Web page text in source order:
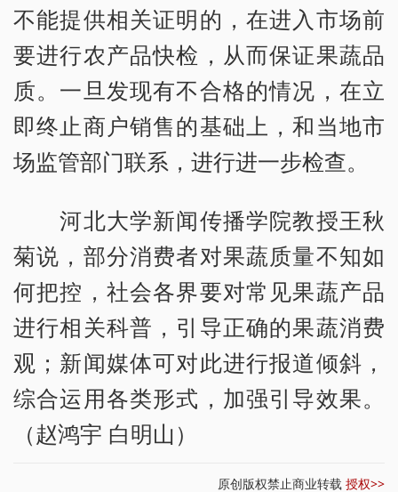
不能提供相关证明的，在进入市场前
要进行农产品快检，从而保证果蔬品
质。一旦发现有不合格的情况，在立
即终止商户销售的基础上，和当地市
场监管部门联系，进行进一步检查。
河北大学新闻传播学院教授王秋
菊说，部分消费者对果蔬质量不知如
何把控，社会各界要对常见果蔬产品
进行相关科普，引导正确的果蔬消费
观；新闻媒体可对此进行报道倾斜，
综合运用各类形式，加强引导效果。
（赵鸿宇 白明山）
原创版权禁止商业转载 授权>>